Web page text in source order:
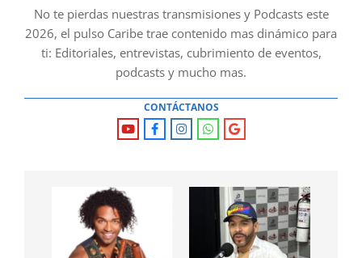
No te pierdas nuestras transmisiones y Podcasts este
2026, el pulso Caribe trae contenido mas dinámico para
ti: Editoriales, entrevistas, cubrimiento de eventos,
podcasts y mucho mas.
CONTÁCTANOS